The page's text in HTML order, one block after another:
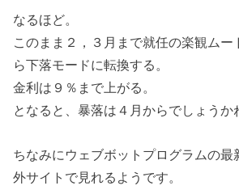
なるほど。
このまま２，３月まで就任の楽観ムー
ら下落モードに転換する。
金利は９％まで上がる。
となると、暴落は４月からでしょうか
ちなみにウェブボットプログラムの最
外サイトで見れるようです。